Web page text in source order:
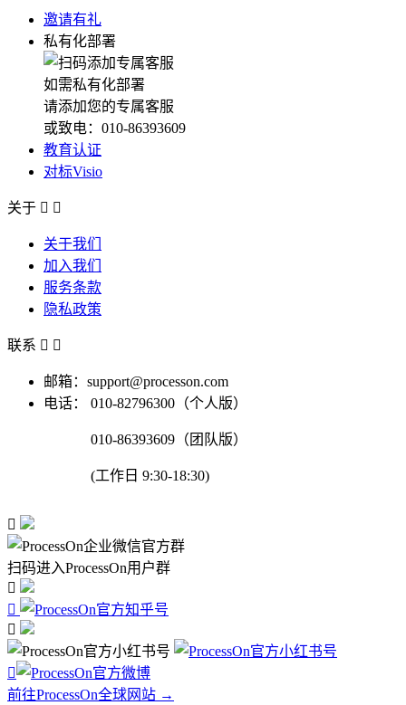
邀请有礼
私有化部署
如需私有化部署
请添加您的专属客服
或致电：010-86393609
教育认证
对标Visio
关于  
关于我们
加入我们
服务条款
隐私政策
联系  
邮箱：support@processon.com
电话：
010-82796300（个人版）
010-86393609（团队版）
(工作日 9:30-18:30)

扫码进入ProcessOn用户群




前往ProcessOn全球网站 →